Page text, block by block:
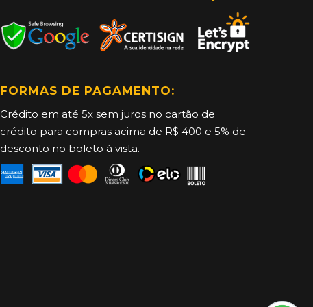
FORMAS DE PAGAMENTO:
Crédito em até 5x sem juros no cartão de
crédito para compras acima de R$ 400 e 5% de
desconto no boleto à vista.